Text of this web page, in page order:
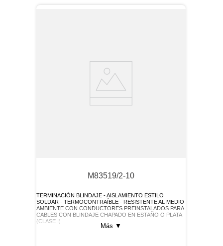
M83519/2-10
TERMINACIÓN BLINDAJE - AISLAMIENTO ESTILO
SOLDAR - TERMOCONTRAÍBLE - RESISTENTE AL MEDIO
AMBIENTE CON CONDUCTORES PREINSTALADOS PARA
CABLES CON BLINDAJE CHAPADO EN ESTAÑO O PLATA
(CLASE I)
Más ▼